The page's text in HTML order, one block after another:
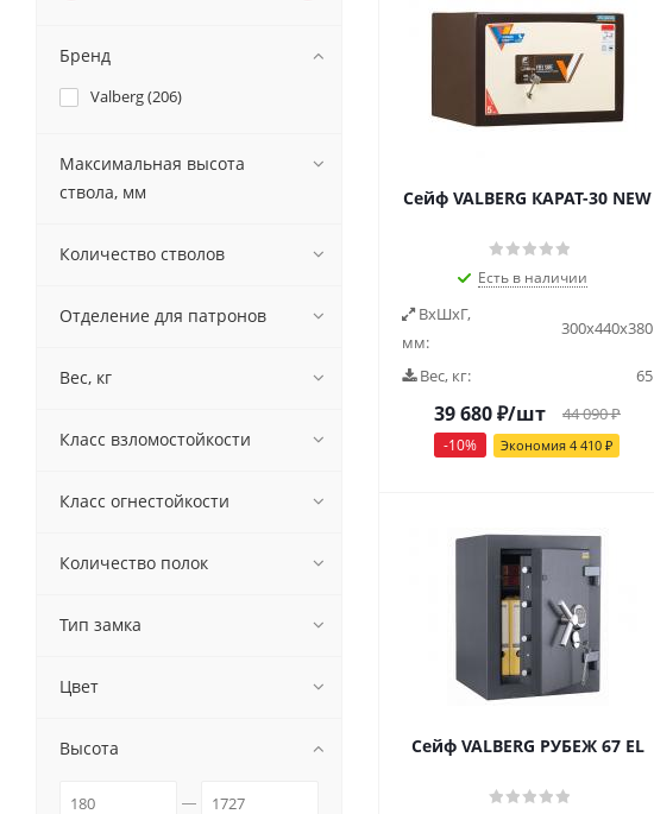
Сейф VALBERG КАРАТ-30 NEW
Есть в наличии
ВxШxГ,
мм:
300х440х380
Вес, кг: 65
39 680₽/шт 44 090₽
-10% Экономия 4 410 ₽
Сейф VALBERG РУБЕЖ 67 EL
Бренд
Valberg (206)
Максимальная высота
ствола, мм
Количество стволов
Отделение для патронов
Вес, кг
Класс взломостойкости
Класс огнестойкости
Количество полок
Тип замка
Цвет
Высота